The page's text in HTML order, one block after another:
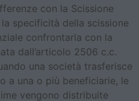
con la Scissione
specificità della scissione
confrontarla con la
dall’articolo 2506 c.c.
una società trasferisce
a una o più beneficiarie, le
vengono distribuite